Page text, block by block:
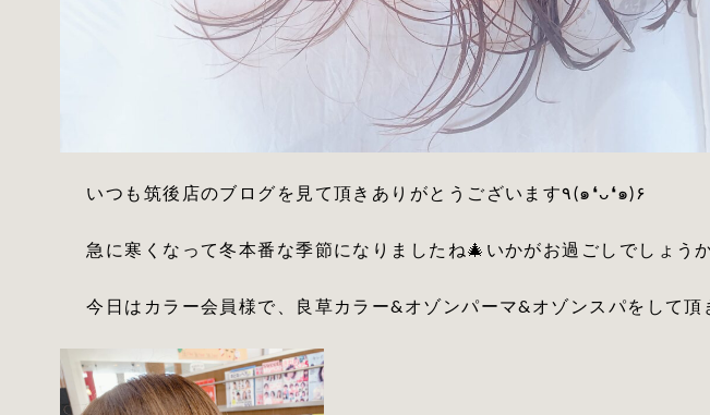
いつも筑後店のブログを見て頂きありがとうございます٩(๑❛ᴗ❛๑)۶
急に寒くなって冬本番な季節になりましたね🎄いかがお過ごしでしょう
今日はカラー会員様で、良草カラー&オゾンパーマ&オゾンスパをして頂